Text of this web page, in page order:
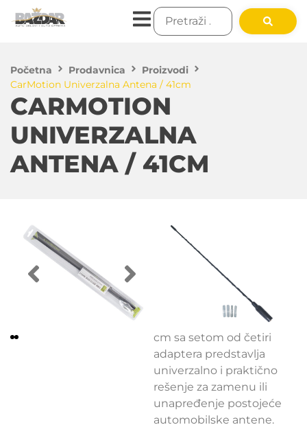
Početna Prodavnica
Proizvodi
CarMotion Univerzalna Antena / 41cm
CARMOTION
UNIVERZALNA
ANTENA / 41CM
550.00
DODAJ U KORPU
Mast antene dužine 41
cm sa setom od četiri
adaptera predstavlja
univerzalno i praktično
rešenje za zamenu ili
unapređenje postojeće
automobilske antene.